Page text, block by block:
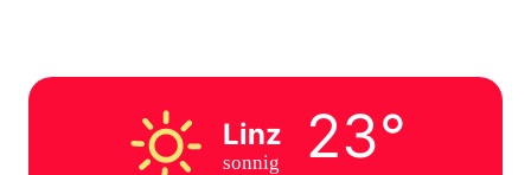
Linz
sonnig 23°